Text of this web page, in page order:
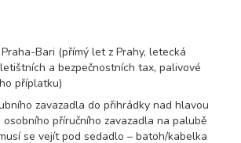
Kč
8 dní (7 nocí)
Kč rezervovat
8 dní (7 nocí)
Bari (přímý let z Prahy, letecká
a bezpečnostních tax, palivové
příplatku)
zavazadla do přihrádky nad hlavou
osobního příručního zavazadla na palubě
se vejít pod sedadlo – batoh/kabelka